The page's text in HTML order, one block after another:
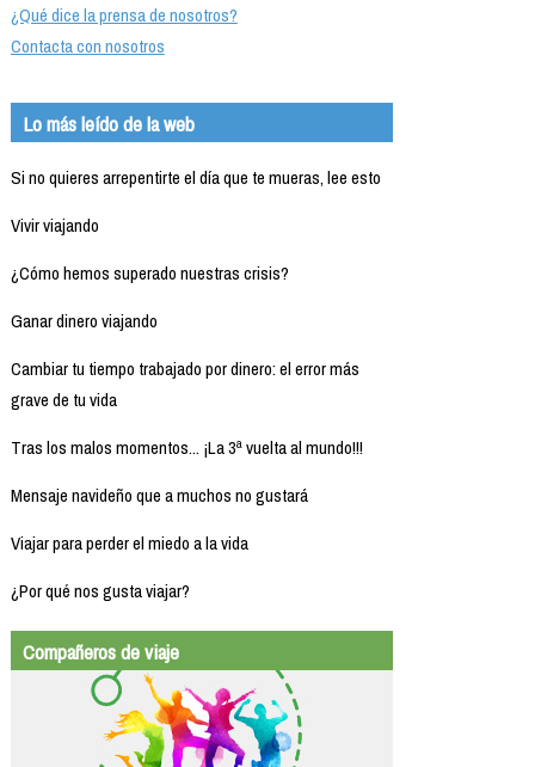
¿Qué dice la prensa de nosotros?
Contacta con nosotros
Lo más leído de la web
Si no quieres arrepentirte el día que te mueras, lee esto
Vivir viajando
¿Cómo hemos superado nuestras crisis?
Ganar dinero viajando
Cambiar tu tiempo trabajado por dinero: el error más
grave de tu vida
Tras los malos momentos... ¡La 3ª vuelta al mundo!!!
Mensaje navideño que a muchos no gustará
Viajar para perder el miedo a la vida
¿Por qué nos gusta viajar?
Compañeros de viaje